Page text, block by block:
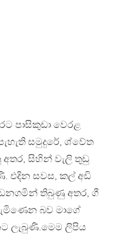
පාසිකුඩා වෙරළ
සමුදුරේ, ශ්වේත
අතර, සිහින් වැලි තුඩු
එදින සවස, කල් අඩි
තිබුණු අතර, ගී
බව මාගේ
ලැබුණි.මෙම ලිපිය